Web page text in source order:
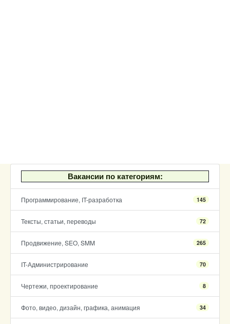
Вакансии по категориям:
Программирование, IT-разработка 145
Тексты, статьи, переводы 72
Продвижение, SEO, SMM 265
IT-Администрирование 70
Чертежи, проектирование 8
Фото, видео, дизайн, графика, анимация 34